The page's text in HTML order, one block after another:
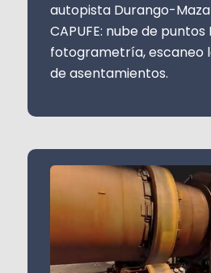
autopista Durango-
CAPUFE: nube de puntos
fotogrametría, escaneo
de asentamientos.